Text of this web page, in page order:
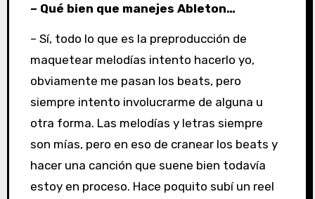
– Qué bien que manejes Ableton…
– Sí, todo lo que es la preproducción de
maquetear melodías intento hacerlo yo,
obviamente me pasan los beats, pero
siempre intento involucrarme de alguna u
otra forma. Las melodías y letras siempre
son mías, pero en eso de cranear los beats y
hacer una canción que suene bien todavía
estoy en proceso. Hace poquito subí un reel